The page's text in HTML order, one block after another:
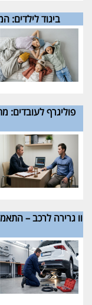
ביגוד לילדים:
פוליגרף לעובדים:
וו גרירה לרכב –